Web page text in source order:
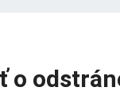
o